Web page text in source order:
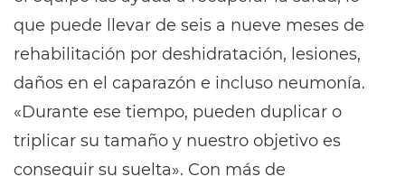
que puede llevar de seis a nueve meses de
rehabilitación por deshidratación, lesiones,
daños en el caparazón e incluso neumonía.
«Durante ese tiempo, pueden duplicar o
triplicar su tamaño y nuestro objetivo es
conseguir su suelta». Con más de